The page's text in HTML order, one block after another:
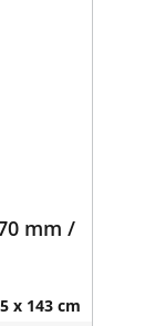
mm /
x 143 cm